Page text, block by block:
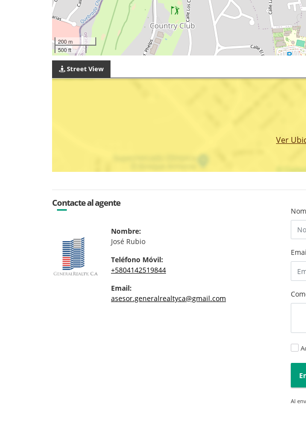
200 m
500 ft
Street View
Ver
Contacte al agente
Nombre:
José Rubio
Teléfono Móvil:
+5804142519844
Email:
asesor.generalrealtyca@gmail.com
Al